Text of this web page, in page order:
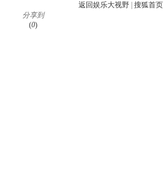
返回娱乐大视野 搜狐首页
分享到
(0)